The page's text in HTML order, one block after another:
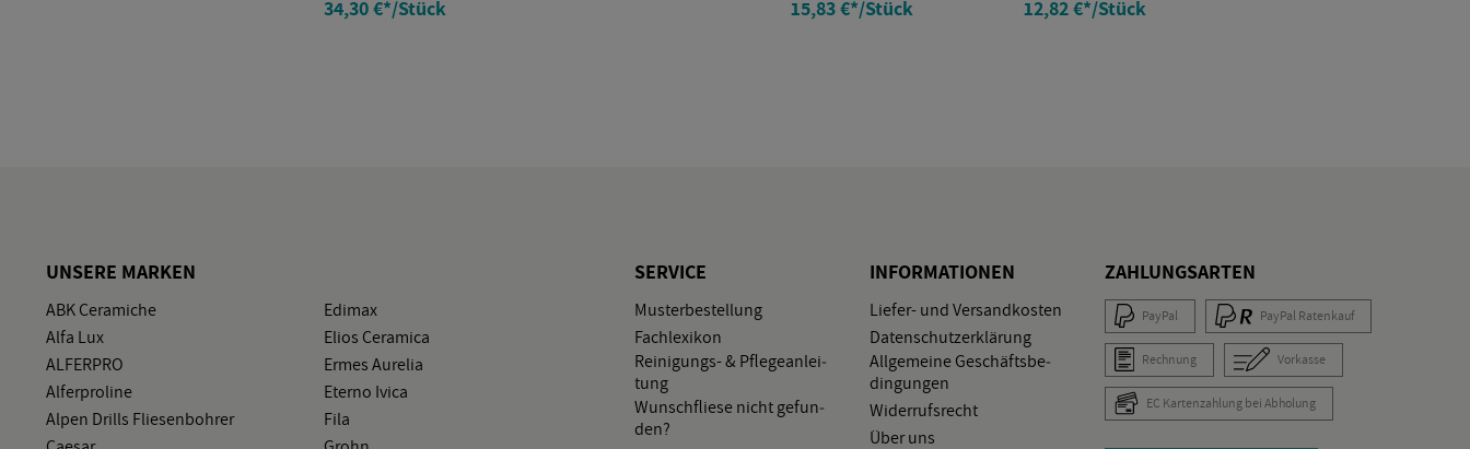
34,30 €*/Stück
15,83 €*/Stück
12,82 €*/Stück
UN­SE­RE MAR­KEN
ABK Ce­ra­mi­che
Alfa Lux
AL­FER­PRO
Al­fer­pro­li­ne
Alpen Drills Flie­sen­boh­rer
Edi­max
Elios Ce­ra­mi­ca
Ermes Au­re­lia
Eter­no Ivica
Fila
SER­VICE
Mus­ter­be­stel­lung
Fach­le­xi­kon
Rei­ni­gungs- & Pfle­ge­an­lei­
tung
Wunsch­flie­se nicht ge­fun­
den?
IN­FOR­MA­TIO­NEN
Lie­fer- und Ver­sand­kos­ten
Da­ten­schutz­er­klä­rung
All­ge­mei­ne Ge­schäfts­be­
din­gun­gen
Wi­der­rufs­recht
Über uns
ZAH­LUNGS­AR­TEN
Pay­Pal Pay­Pal Ra­ten­kauf
Rech­nung Vor­kas­se
EC Kar­ten­zah­lung bei Ab­ho­lung